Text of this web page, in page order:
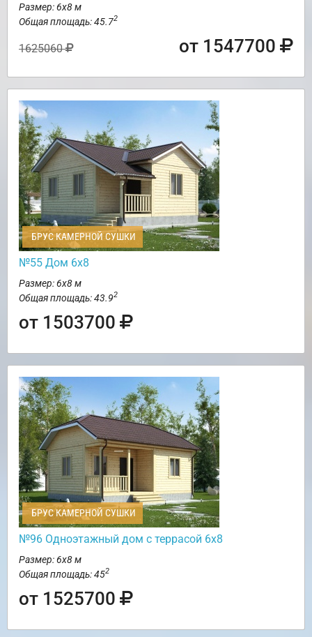
Размер: 6х8 м
Общая площадь: 45.72
1625060 от 1547700
БРУС КАМЕРНОЙ СУШКИ
№55 Дом 6х8
Размер: 6х8 м
Общая площадь: 43.92
от 1503700
БРУС КАМЕРНОЙ СУШКИ
№96 Одноэтажный дом с террасой 6х8
Размер: 6х8 м
Общая площадь: 452
от 1525700